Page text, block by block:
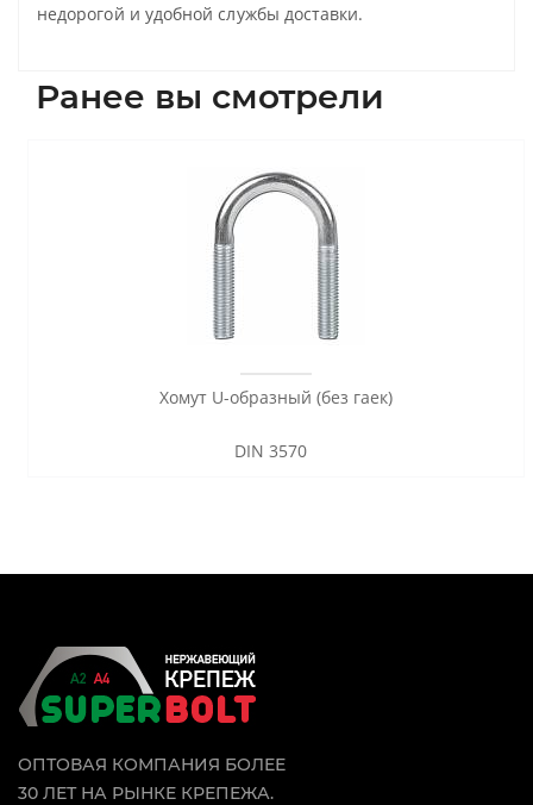
недорогой и удобной службы доставки.
Ранее вы смотрели
Хомут U-образный (без гаек)
DIN 3570
ОПТОВАЯ КОМПАНИЯ БОЛЕЕ
30 ЛЕТ НА РЫНКЕ КРЕПЕЖА.